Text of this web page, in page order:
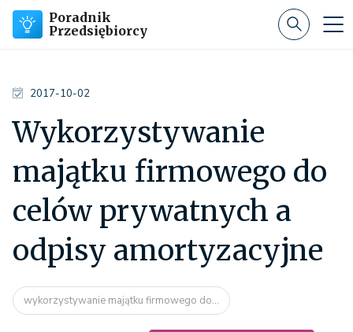
Poradnik
Przedsiębiorcy
2017-10-02
Wykorzystywanie
majątku firmowego do
celów prywatnych a
odpisy amortyzacyjne
wykorzystywanie majątku firmowego do...